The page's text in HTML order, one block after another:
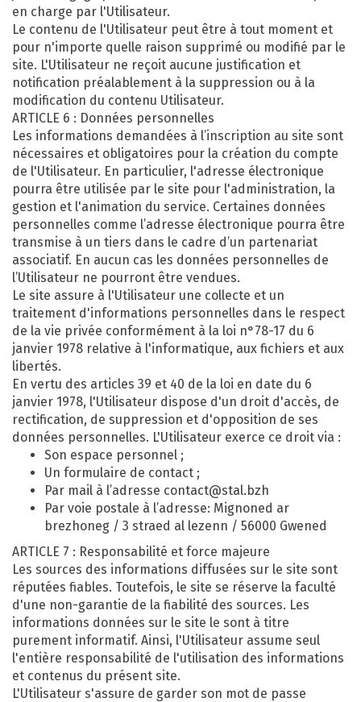
en charge par l'Utilisateur.
Le contenu de l'Utilisateur peut être à tout moment et
pour n'importe quelle raison supprimé ou modifié par le
site. L'Utilisateur ne reçoit aucune justification et
notification préalablement à la suppression ou à la
modification du contenu Utilisateur.
ARTICLE 6 : Données personnelles
Les informations demandées à l’inscription au site sont
nécessaires et obligatoires pour la création du compte
de l'Utilisateur. En particulier, l'adresse électronique
pourra être utilisée par le site pour l'administration, la
gestion et l'animation du service. Certaines données
personnelles comme l’adresse électronique pourra être
transmise à un tiers dans le cadre d’un partenariat
associatif. En aucun cas les données personnelles de
l’Utilisateur ne pourront être vendues.
Le site assure à l'Utilisateur une collecte et un
traitement d'informations personnelles dans le respect
de la vie privée conformément à la loi n°78-17 du 6
janvier 1978 relative à l'informatique, aux fichiers et aux
libertés.
En vertu des articles 39 et 40 de la loi en date du 6
janvier 1978, l'Utilisateur dispose d'un droit d'accès, de
rectification, de suppression et d'opposition de ses
données personnelles. L'Utilisateur exerce ce droit via :
Son espace personnel ;
Un formulaire de contact ;
Par mail à l’adresse contact@stal.bzh
Par voie postale à l’adresse: Mignoned ar
brezhoneg / 3 straed al lezenn / 56000 Gwened
ARTICLE 7 : Responsabilité et force majeure
Les sources des informations diffusées sur le site sont
réputées fiables. Toutefois, le site se réserve la faculté
d'une non-garantie de la fiabilité des sources. Les
informations données sur le site le sont à titre
purement informatif. Ainsi, l'Utilisateur assume seul
l'entière responsabilité de l'utilisation des informations
et contenus du présent site.
L'Utilisateur s'assure de garder son mot de passe